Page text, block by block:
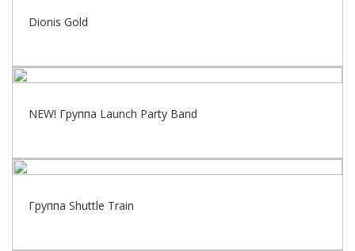
Dionis Gold
NEW! Группа Launch Party Band
Группа Shuttle Train